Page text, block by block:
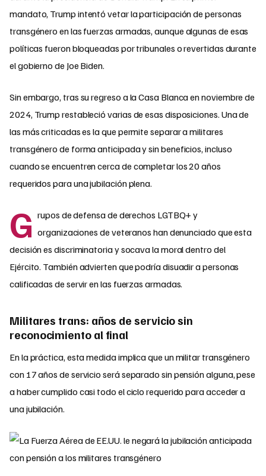
mandato, Trump intentó vetar la participación de personas
transgénero en las fuerzas armadas, aunque algunas de esas
políticas fueron bloqueadas por tribunales o revertidas durante
el gobierno de Joe Biden.
Sin embargo, tras su regreso a la Casa Blanca en noviembre de
2024, Trump restableció varias de esas disposiciones. Una de
las más criticadas es la que permite separar a militares
transgénero de forma anticipada y sin beneficios, incluso
cuando se encuentren cerca de completar los 20 años
requeridos para una jubilación plena.
G rupos de defensa de derechos LGTBQ+ y
organizaciones de veteranos han denunciado que esta
decisión es discriminatoria y socava la moral dentro del
Ejército. También advierten que podría disuadir a personas
calificadas de servir en las fuerzas armadas.
Militares trans: años de servicio sin
reconocimiento al final
En la práctica, esta medida implica que un militar transgénero
con 17 años de servicio será separado sin pensión alguna, pese
a haber cumplido casi todo el ciclo requerido para acceder a
una jubilación.